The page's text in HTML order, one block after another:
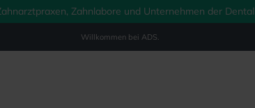
Zahnlabore und Unternehmen der
Willkommen bei ADS.